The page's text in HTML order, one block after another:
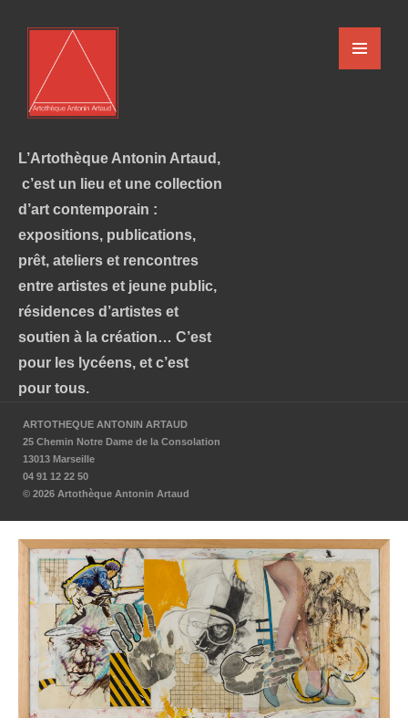
L’Artothèque Antonin Artaud,
c’est un lieu et une collection
d’art contemporain :
expositions, publications,
prêt, ateliers et rencontres
entre artistes et jeune public,
résidences d’artistes et
soutien à la création… C’est
pour les lycéens, et c’est
pour tous.
ARTOTHEQUE ANTONIN ARTAUD
25 Chemin Notre Dame de la Consolation
13013 Marseille
04 91 12 22 50
© 2026 Artothèque Antonin Artaud